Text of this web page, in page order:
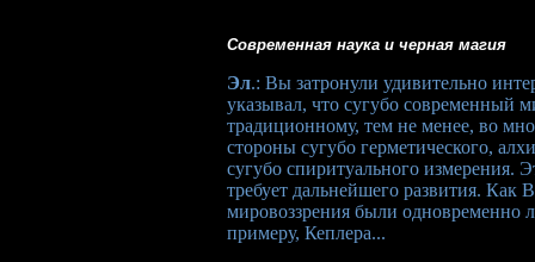
Современная наука и черная магия
Эл.: Вы затронули удивительно
указывал, что сугубо современный
традиционному, тем не менее, во
стороны сугубо герметического,
сугубо спиритуального измерения.
требует дальнейшего развития. Как
мировоззрения были одновременно
примеру, Кеплера...